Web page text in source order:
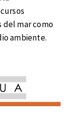
del mar como
ambiente.